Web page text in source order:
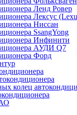
Ленд Ровер
Лексус
Ниссан
SsangYong
Инфинити
АУДИ Q7
Форд
колец